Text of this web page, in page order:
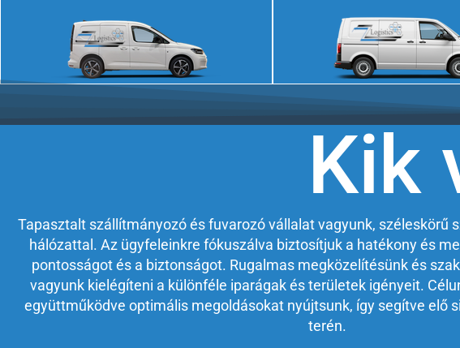
Ajánlatkérés Ajánlatkérés
Kik
Tapasztalt szállítmányozó és fuvarozó vállalat vagyunk, széleskörű
hálózattal. Az ügyfeleinkre fókuszálva biztosítjuk a hatékony és
pontosságot és a biztonságot. Rugalmas megközelítésünk és
vagyunk kielégíteni a különféle iparágak és területek igényeit.
együttműködve optimális megoldásokat nyújtsunk, így segítve elő
terén.